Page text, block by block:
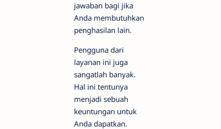
jawaban bagi jika
Anda membutuhkan
penghasilan lain.
Pengguna dari
layanan ini juga
sangatlah banyak.
Hal ini tentunya
menjadi sebuah
keuntungan untuk
Anda dapatkan.